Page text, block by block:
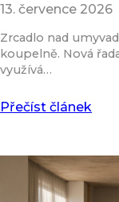
13. července 2026
Zrcadlo nad
koupelně. Nová
využívá…
Přečíst článek